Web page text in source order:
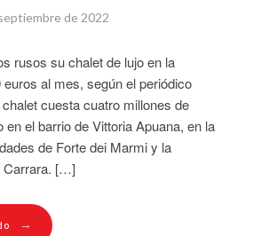
de 2022
rusos su chalet de lujo en la
al mes, según el periódico
cuesta cuatro millones de
el barrio de Vittoria Apuana, en la
de Forte dei Marmi y la
Carrara. […]
→